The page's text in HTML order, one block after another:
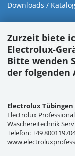
Zurzeit biete
Electrolux-
Bitte wenden
der folgenden
Electrolux Tübingen
Electrolux
Wäschereitechnik
Telefon: +49
Downloads /
TECHNISCHER
SANKOSHA PRESS
Zurzeit bieten wir
ELECTROLUX